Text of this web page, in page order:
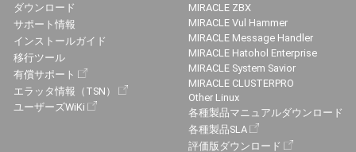
ダウンロード
サポート情報
インストールガイド
移行ツール
有償サポート
エラッタ情報（TSN）
ユーザーズWiKi
MIRACLE ZBX
MIRACLE Vul Hammer
MIRACLE Message Handler
MIRACLE Hatohol Enterprise
MIRACLE System Savior
MIRACLE CLUSTERPRO
Other Linux
各種製品マニュアルダウンロード
各種製品SLA
評価版ダウンロード